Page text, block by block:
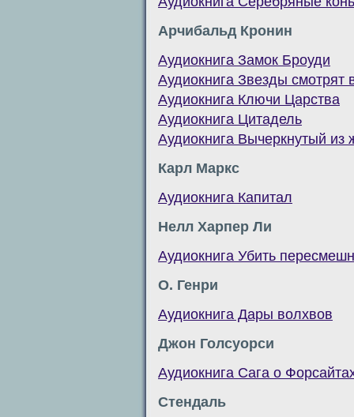
Арчибальд Кронин
Аудиокнига Замок Броуди
Аудиокнига Звезды смотрят
Аудиокнига Ключи Царства
Аудиокнига Цитадель
Аудиокнига Вычеркнутый из
Карл Маркс
Аудиокнига Капитал
Нелл Харпер Ли
Аудиокнига Убить
О. Генри
Аудиокнига Дары волхвов
Джон Голсуорси
Аудиокнига Сага о
Стендаль